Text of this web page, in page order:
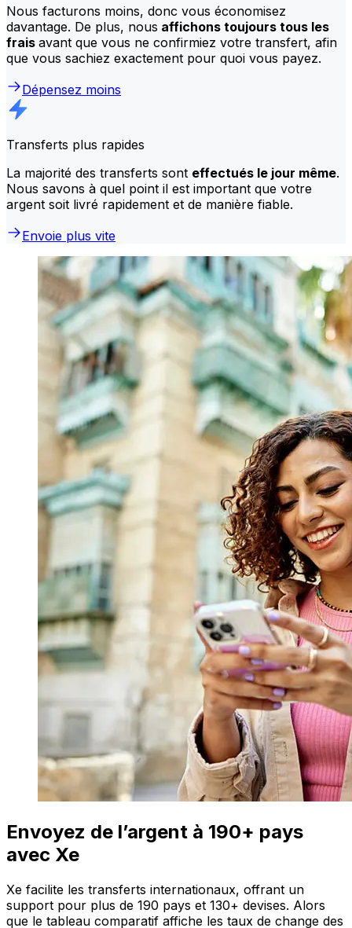
Nous facturons moins, donc vous économisez
davantage. De plus, nous affichons toujours tous les
frais avant que vous ne confirmiez votre transfert, afin
que vous sachiez exactement pour quoi vous payez.
Dépensez moins
Transferts plus rapides
La majorité des transferts sont effectués le jour même.
Nous savons à quel point il est important que votre
argent soit livré rapidement et de manière fiable.
Envoie plus vite
Envoyez de l’argent à 190+ pays
avec Xe
Xe facilite les transferts internationaux, offrant un
support pour plus de 190 pays et 130+ devises. Alors
que le tableau comparatif affiche les taux de change des